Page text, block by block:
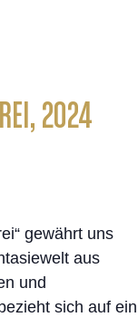
2024
gewährt uns
aus
und
sich auf ein